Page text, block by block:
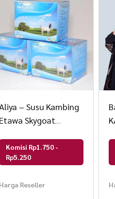
Aliya – Susu Kambing
Etawa Skygoat
Komisi Rp1.750 -
Rp5.250
Harga Reseller